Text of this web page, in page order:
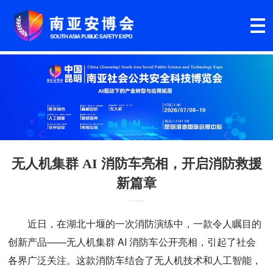
无人机集群 AI 消防车亮相，开启消防救援
新篇章
近日，在湖北十堰的一次消防演练中，一款令人瞩目的
创新产品——无人机集群 AI 消防车公开亮相，引起了社会
各界广泛关注。这款消防车结合了无人机技术和人工智能，